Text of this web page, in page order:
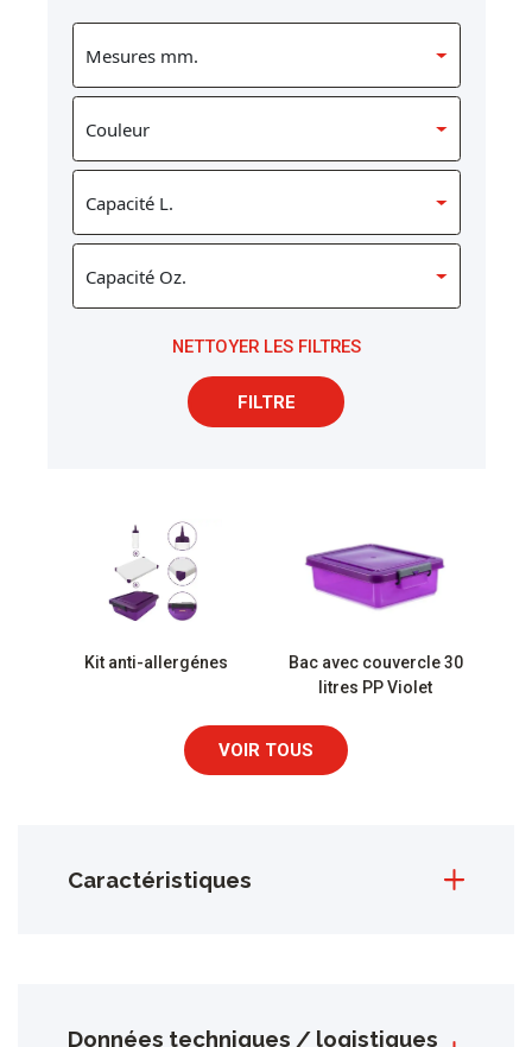
NETTOYER LES FILTRES
FILTRE
Kit anti-allergénes
Bac avec couvercle 30
litres PP Violet
VOIR TOUS
Caractéristiques
Données techniques / logistiques